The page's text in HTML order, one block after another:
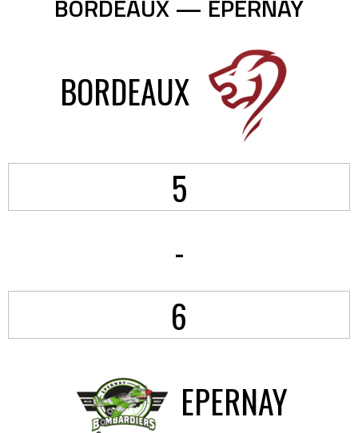
BORDEAUX — EPERNAY
BORDEAUX
5
-
6
EPERNAY